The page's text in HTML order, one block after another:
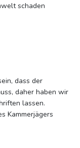
schaden
dass der
daher haben wir
lassen.
Kammerjägers